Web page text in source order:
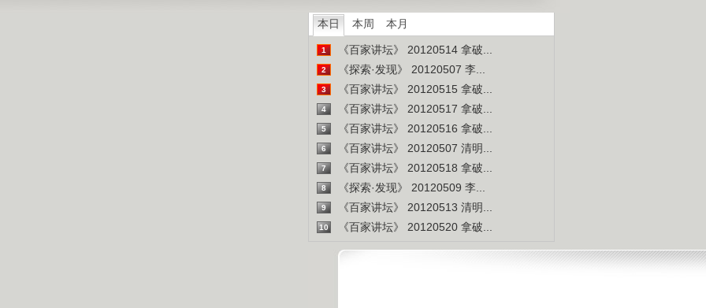
本日 本周 本月
1 《百家讲坛》 20120514 拿破...
2 《探索·发现》 20120507 李...
3 《百家讲坛》 20120515 拿破...
4 《百家讲坛》 20120517 拿破...
5 《百家讲坛》 20120516 拿破...
6 《百家讲坛》 20120507 清明...
7 《百家讲坛》 20120518 拿破...
8 《探索·发现》 20120509 李...
9 《百家讲坛》 20120513 清明...
10 《百家讲坛》 20120520 拿破...